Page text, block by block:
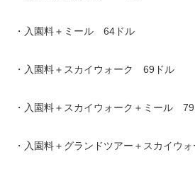
・入園料＋ミール 64ドル
・入園料＋スカイウォーク 69ドル
・入園料＋スカイウォーク＋ミール
・入園料＋グランドツアー＋スカイウ